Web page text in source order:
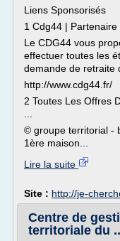
Liens Sponsorisés
1 Cdg44 |
Le CDG44 vous
effectuer toutes les
demande de retraite
http://www.cdg44.fr/
2 Toutes Les Offres
© groupe territorial -
1ère maison...
Lire la suite
Site : http://je-
Centre de
territoriale du